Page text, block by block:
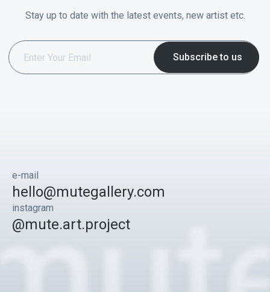
Stay up to date with the latest events, new artist etc.
e-mail
hello@mutegallery.com
instagram
@mute.art.project